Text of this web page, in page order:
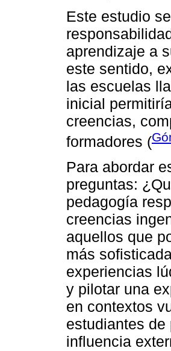
Este estudio
aprendizaje a
este sentido,
las escuelas
inicial
creencias,
formadores (
Para abordar
preguntas:
pedagogía
creencias
aquellos que
más
experiencias
y pilotar una
en contextos
estudiantes
influencia